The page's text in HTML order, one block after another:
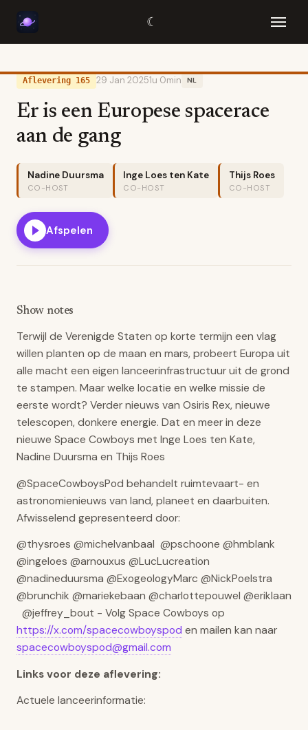
☾
Aflevering 165 29 Jan 20251u 0min NL
Er is een Europese spacerace
aan de gang
Nadine Duursma
CO-HOST
Inge Loes ten Kate
CO-HOST
Thijs Roes
CO-HOST
Afspelen
Show notes
Terwijl de Verenigde Staten op korte termijn een vlag
willen planten op de maan en mars, probeert Europa uit
alle macht een eigen lanceerinfrastructuur uit de grond
te stampen. Maar welke locatie en welke missie de
eerste wordt? Verder nieuws van Osiris Rex, nieuwe
telescopen, donkere energie. Dat en meer in deze
nieuwe Space Cowboys met Inge Loes ten Kate,
Nadine Duursma en Thijs Roes
@SpaceCowboysPod behandelt ruimtevaart- en
astronomienieuws van land, planeet en daarbuiten.
Afwisselend gepresenteerd door:
@thysroes @michelvanbaal @pschoone @hmblank
@ingeloes @arnouxus @LucLucreation
@nadineduursma @ExogeologyMarc @NickPoelstra
@brunchik @mariekebaan @charlottepouwel @eriklaan
@jeffrey_bout - Volg Space Cowboys op
https://x.com/spacecowboyspod en mailen kan naar
spacecowboyspod@gmail.com
Links voor deze aflevering:
Actuele lanceerinformatie: